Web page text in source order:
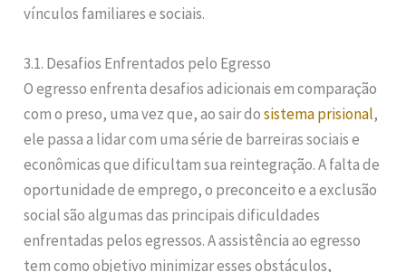
vínculos familiares e sociais.
3.1. Desafios Enfrentados pelo Egresso
O egresso enfrenta desafios adicionais em comparação
com o preso, uma vez que, ao sair dosistema prisional,
ele passa a lidar com uma série de barreiras sociais e
econômicas que dificultam sua reintegração. A falta de
oportunidade de emprego, o preconceito e a exclusão
social são algumas das principais dificuldades
enfrentadas pelos egressos. A assistência ao egresso
tem como objetivo minimizar esses obstáculos,